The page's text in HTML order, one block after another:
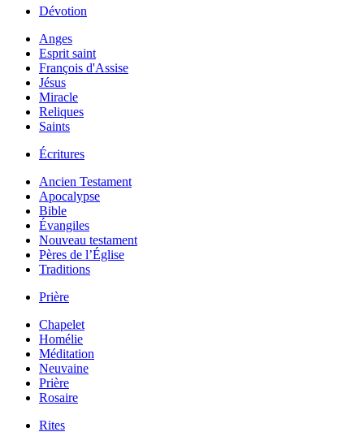
Dévotion
Anges
Esprit saint
François d'Assise
Jésus
Miracle
Reliques
Saints
Écritures
Ancien Testament
Apocalypse
Bible
Évangiles
Nouveau testament
Pères de l’Église
Traditions
Prière
Chapelet
Homélie
Méditation
Neuvaine
Prière
Rosaire
Rites